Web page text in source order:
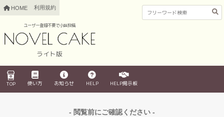
HOME 利用規約
ユーザー登録不要で小説投稿
ライト版
TOP 使い方 お知らせ HELP HELP掲示板
- 閲覧前にご確認ください -